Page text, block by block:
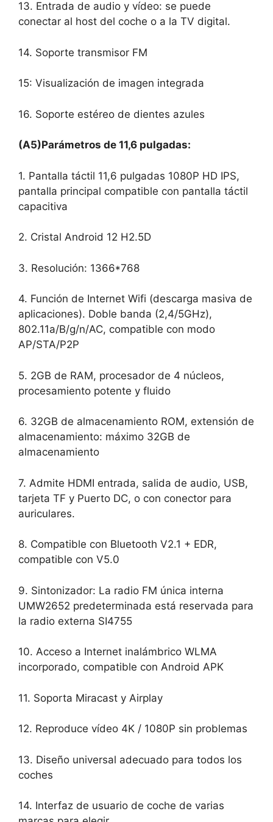
13. Entrada de audio y vídeo: se puede
conectar al host del coche o a la TV digital.
14. Soporte transmisor FM
15: Visualización de imagen integrada
16. Soporte estéreo de dientes azules
(A5)Parámetros de 11,6 pulgadas:
1. Pantalla táctil 11,6 pulgadas 1080P HD IPS,
pantalla principal compatible con pantalla táctil
capacitiva
2. Cristal Android 12 H2.5D
3. Resolución: 1366*768
4. Función de Internet Wifi (descarga masiva de
aplicaciones). Doble banda (2,4/5GHz),
802.11a/B/g/n/AC, compatible con modo
AP/STA/P2P
5. 2GB de RAM, procesador de 4 núcleos,
procesamiento potente y fluido
6. 32GB de almacenamiento ROM, extensión de
almacenamiento: máximo 32GB de
almacenamiento
7. Admite HDMI entrada, salida de audio, USB,
tarjeta TF y Puerto DC, o con conector para
auriculares.
8. Compatible con Bluetooth V2.1 + EDR,
compatible con V5.0
9. Sintonizador: La radio FM única interna
UMW2652 predeterminada está reservada para
la radio externa SI4755
10. Acceso a Internet inalámbrico WLMA
incorporado, compatible con Android APK
11. Soporta Miracast y Airplay
12. Reproduce vídeo 4K / 1080P sin problemas
13. Diseño universal adecuado para todos los
coches
14. Interfaz de usuario de coche de varias